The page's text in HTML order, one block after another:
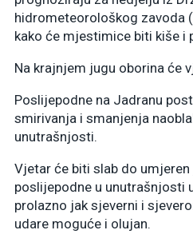
hidrometeorološkog zavoda
kako će mjestimice biti kiše i
Na krajnjem jugu oborina će
Poslijepodne na Jadranu
smirivanja i smanjenja
unutrašnjosti.
Vjetar će biti slab do
poslijepodne u unutrašnjosti
prolazno jak sjeverni i
udare moguće i olujan.